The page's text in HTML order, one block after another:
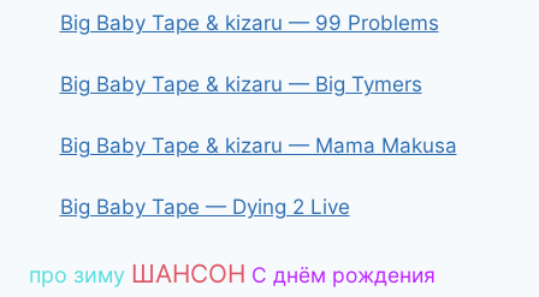
Big Baby Tape & kizaru — 99 Problems
Big Baby Tape & kizaru — Big Tymers
Big Baby Tape & kizaru — Mama Makusa
Big Baby Tape — Dying 2 Live
про зиму ШАНСОН С днём рождения